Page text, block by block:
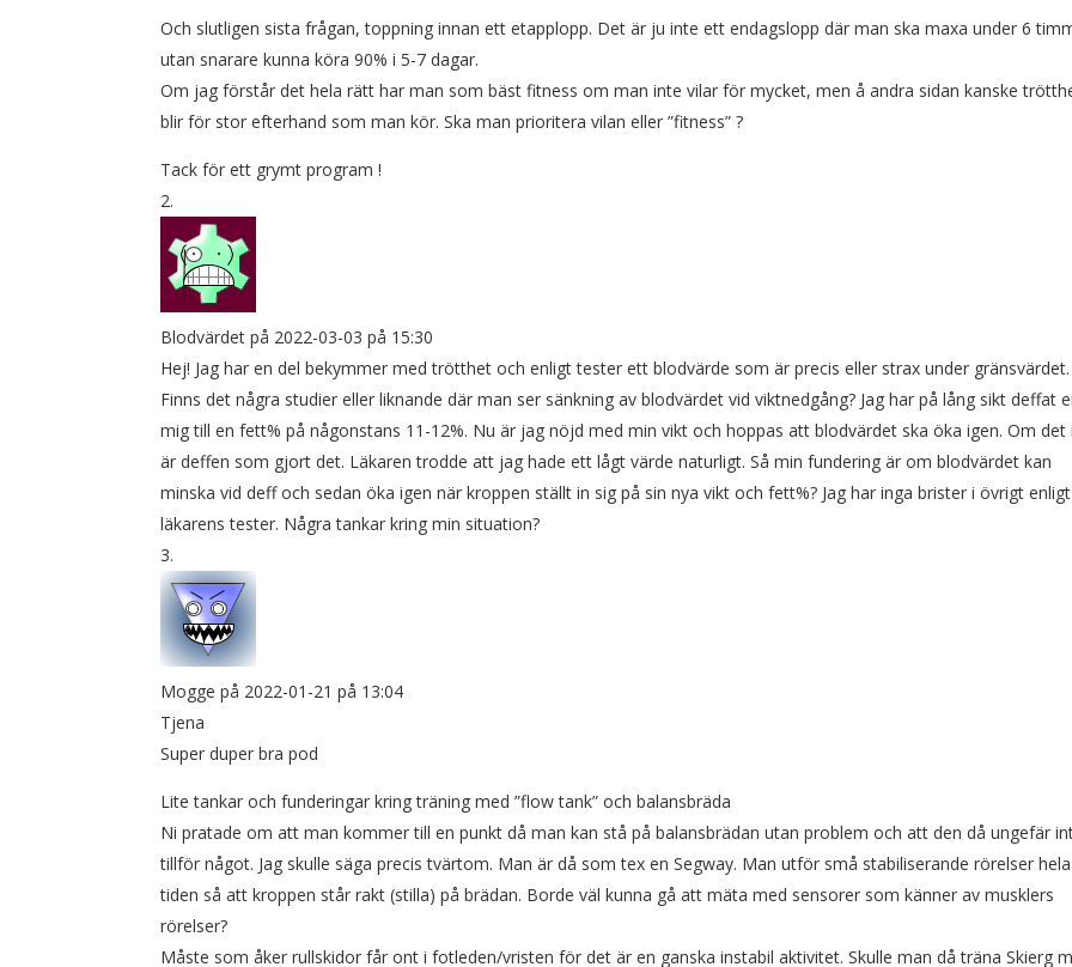
Och slutligen sista frågan, toppning innan ett etapplopp. Det är ju inte ett endagslopp där man ska maxa under 6
utan snarare kunna köra 90% i 5-7 dagar.
Om jag förstår det hela rätt har man som bäst fitness om man inte vilar för mycket, men å andra sidan kanske
blir för stor efterhand som man kör. Ska man prioritera vilan eller ”fitness” ?
Tack för ett grymt program !
Blodvärdet på 2022-03-03 på 15:30
Hej! Jag har en del bekymmer med trötthet och enligt tester ett blodvärde som är precis eller strax under gränsvärdet.
Finns det några studier eller liknande där man ser sänkning av blodvärdet vid viktnedgång? Jag har på lång sikt deffat
mig till en fett% på någonstans 11-12%. Nu är jag nöjd med min vikt och hoppas att blodvärdet ska öka igen. Om det
är deffen som gjort det. Läkaren trodde att jag hade ett lågt värde naturligt. Så min fundering är om blodvärdet kan
minska vid deff och sedan öka igen när kroppen ställt in sig på sin nya vikt och fett%? Jag har inga brister i övrigt enligt
läkarens tester. Några tankar kring min situation?
Mogge på 2022-01-21 på 13:04
Tjena
Super duper bra pod
Lite tankar och funderingar kring träning med ”flow tank” och balansbräda
Ni pratade om att man kommer till en punkt då man kan stå på balansbrädan utan problem och att den då ungefär
tillför något. Jag skulle säga precis tvärtom. Man är då som tex en Segway. Man utför små stabiliserande rörelser hela
tiden så att kroppen står rakt (stilla) på brädan. Borde väl kunna gå att mäta med sensorer som känner av musklers
rörelser?
Måste som åker rullskidor får ont i fotleden/vristen för det är en ganska instabil aktivitet. Skulle man då träna Skierg